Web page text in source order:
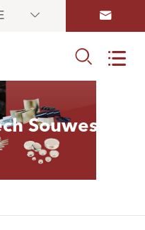
 
 
Souwest